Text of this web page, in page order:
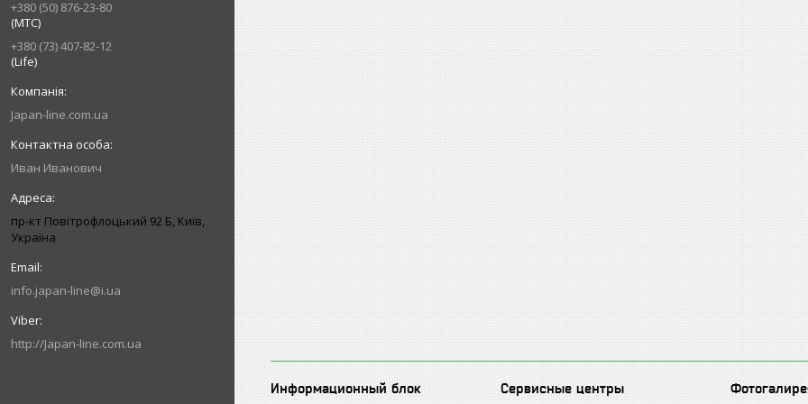
+380 (50) 876-23-80
(МТС)
+380 (73) 407-82-12
(Life)
Japan-line.com.ua
Иван Иванович
пр-кт Повітрофлоцький 92 Б, Київ,
Україна
info.japan-line@i.ua
http://Japan-line.com.ua
Информационный блок Сервисные центры